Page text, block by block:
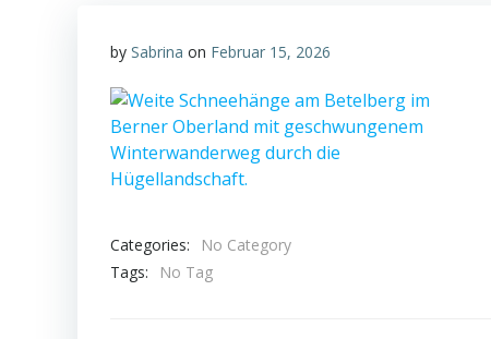
by Sabrina on Februar 15, 2026
Categories:
No Category
Tags:
No Tag